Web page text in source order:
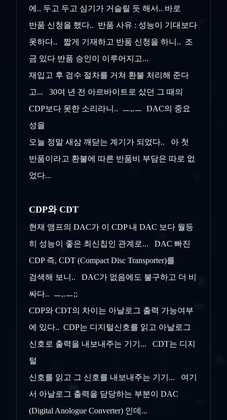
에.. 두고 두고 심기가 거슬릴 듯 해서.. 바로
반품 신청을 했다.. 반품 사유 : 성능이 기대보다
못하다.. 짧게 기재하고 반품 신청을 하니.. 조
금 있다 반품 승인이 이루어지고...
재입고 후 검수 절차를 거쳐 환불 처리해 준다
고... 30여 년 전 아르바이트로 샀던 그 때의
CDP보다 못한 소리라니.. ㅡ,.ㅡ DAC의 중요
성을
오늘 정말 새삼 깨닫는 계기가 되었다.. 아 첫
반품이라고 환불에 따른 반품비 부담은 따로 없
었다...
CDP와 CDT
현재 앰프의 DAC가 이 CDP 내 DAC 보다 월등
히 성능이 좋은 최신칩인 관계로... DAC 빠진
CDP 즉, CDT (Compact Disc Transporter)를
검색해 보니.. DAC가 없음에도 불구하고 더 비
싸다.. ㅡ,.ㅡ;;
CDP와 CDT의 차이는 아날로그 출력 가능여부
에 있다.. CDP는 디지털신호를 읽고 아날로그
신호로 출력을 내보내주는 기기... CDT는 디지
털
신호를 읽고 그 신호를 내보내주는 기기... 여기
서 아날로그 출력을 담당하는 부분이 DAC
(Digital Anologue Converter) 인데...